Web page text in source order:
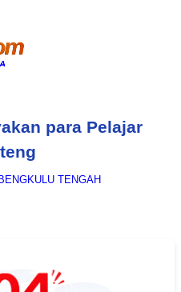
para Pelajar
BENGKULU TENGAH